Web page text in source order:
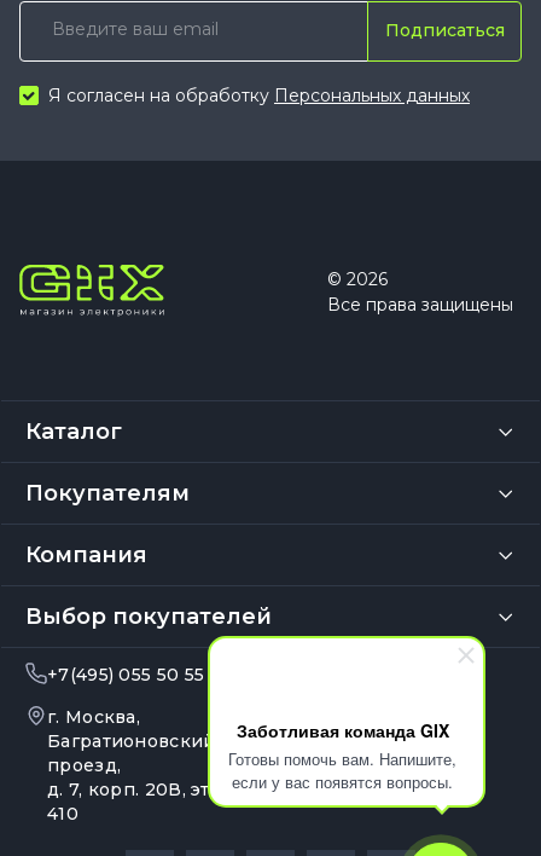
Заботливая команда GIX
Готовы помочь вам. Напишите,
если у вас появятся вопросы.
Подписаться
Я согласен на обработку Персональных данных
© 2026
Все права защищены
Каталог
Покупателям
Компания
Выбор покупателей
+7(495) 055 50 55
г. Москва,
Багратионовский
проезд,
д. 7, корп. 20В, эт. 4, оф.
410
Ежедневно